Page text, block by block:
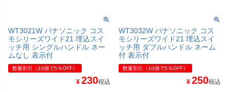
WT3021W パナソニック コス
モシリーズワイド21 埋込スイ
ッチ用 シングルハンドル ネー
ムなし 表示付
数量割引（10個で5％OFF）
¥ 230税込
WT3032W パナソニック コス
モシリーズワイド21 埋込スイ
ッチ用 ダブルハンドル ネーム
付 表示付
数量割引（10個で5％OFF）
¥ 250税込